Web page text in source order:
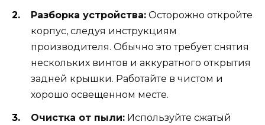
Разборка устройства: Осторожно откройте
корпус, следуя инструкциям
производителя. Обычно это требует снятия
нескольких винтов и аккуратного открытия
задней крышки. Работайте в чистом и
хорошо освещенном месте.
Очистка от пыли: Используйте сжатый